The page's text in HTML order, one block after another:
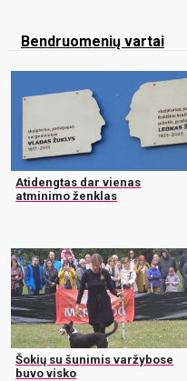
Bendruomenių vartai
Atidengtas dar vienas
atminimo ženklas
Šokių su šunimis varžybose
buvo visko